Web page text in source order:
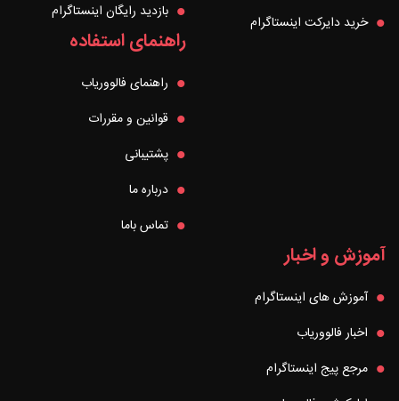
خرید دایرکت اینستاگرام
بازدید رایگان اینستاگرام
راهنمای استفاده
راهنمای فالووریاب
قوانین و مقررات
پشتیبانی
درباره ما
تماس باما
آموزش و اخبار
آموزش های اینستاگرام
اخبار فالووریاب
مرجع پیج اینستاگرام